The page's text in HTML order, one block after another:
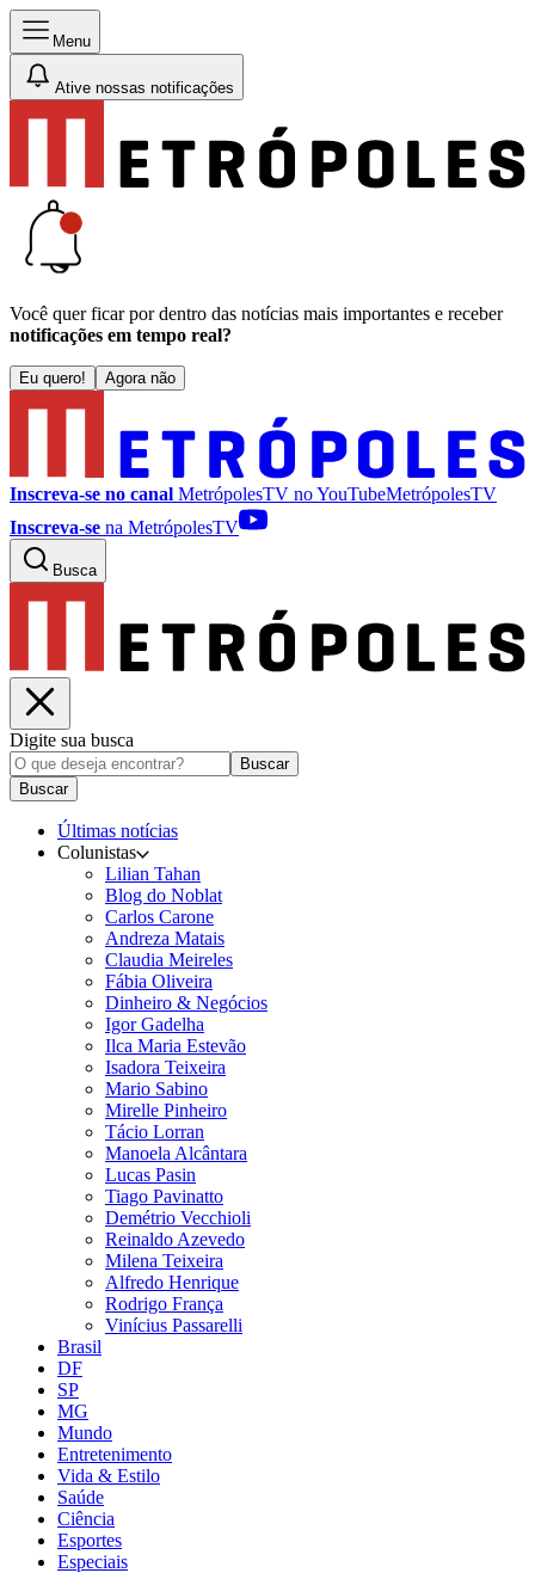
Menu
Ative nossas notificações
Você quer ficar por dentro das notícias mais importantes e receber
notificações em tempo real?
Eu quero! Agora não
Inscreva-se no canal MetrópolesTV noYouTubeMetrópolesTV
Inscreva-se na MetrópolesTV
Busca
Digite sua busca
Buscar
Buscar
Últimas notícias
Colunistas
Lilian Tahan
Blog do Noblat
Carlos Carone
Andreza Matais
Claudia Meireles
Fábia Oliveira
Dinheiro & Negócios
Igor Gadelha
Ilca Maria Estevão
Isadora Teixeira
Mario Sabino
Mirelle Pinheiro
Tácio Lorran
Manoela Alcântara
Lucas Pasin
Tiago Pavinatto
Demétrio Vecchioli
Reinaldo Azevedo
Milena Teixeira
Alfredo Henrique
Rodrigo França
Vinícius Passarelli
Brasil
DF
SP
MG
Mundo
Entretenimento
Vida & Estilo
Saúde
Ciência
Esportes
Especiais